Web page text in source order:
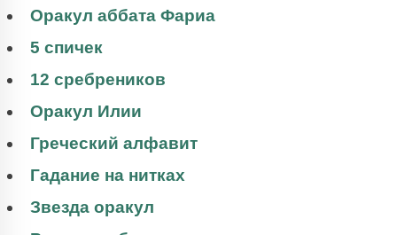
Оракул аббата Фариа
5 спичек
12 сребреников
Оракул Илии
Греческий алфавит
Гадание на нитках
Звезда оракул